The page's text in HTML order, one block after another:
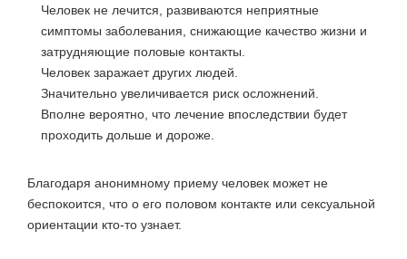
Человек не лечится, развиваются неприятные
симптомы заболевания, снижающие качество жизни и
затрудняющие половые контакты.
Человек заражает других людей.
Значительно увеличивается риск осложнений.
Вполне вероятно, что лечение впоследствии будет
проходить дольше и дороже.
Благодаря анонимному приему человек может не
беспокоится, что о его половом контакте или сексуальной
ориентации кто-то узнает.